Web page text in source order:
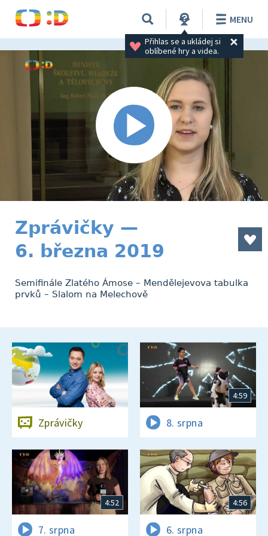
Přihlas se a ukládej si
oblíbené hry a videa.
MENU
Zprávičky —
6. března 2019
Semifinále Zlatého Ámose – Mendělejevova tabulka
prvků – Slalom na Melechově
Zprávičky
4:59
8. srpna
4:52
7. srpna
4:56
6. srpna